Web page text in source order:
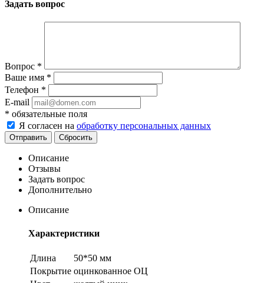
Задать вопрос
Вопрос *
Ваше имя *
Телефон *
E-mail
* обязательные поля
Я согласен на обработку персональных данных
Сбросить
Описание
Отзывы
Задать вопрос
Дополнительно
Описание
Характеристики
Длина
50*50 мм
Покрытие оцинкованное ОЦ